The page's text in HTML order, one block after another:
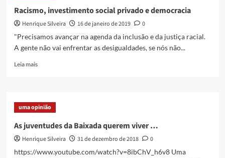
é
possível
Racismo, investimento social privado e democracia
Henrique Silveira 16 de janeiro de 2019
0
"Precisamos avançar na agenda da inclusão e da justiça racial.
A gente não vai enfrentar as desigualdades, se nós não...
Leia maisRead
investimento
social
e
democracia
uma opinião
As juventudes da Baixada querem viver …
Henrique Silveira 31 de dezembro de 2018
0
https://www.youtube.com/watch?v=8ibChV_h6v8 Uma